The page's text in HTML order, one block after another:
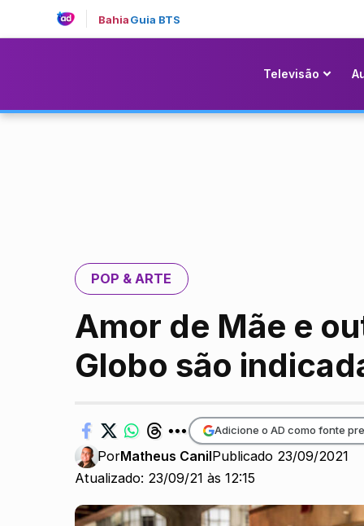
BahiaGuia BTS
Televisão
POP & ARTE
Amor de Mãe e
Globo são
Atualizado: 23/09/21 às 12:15
PorMatheus CanilPublicado 23/09/2021
Adicione o AD como fonte